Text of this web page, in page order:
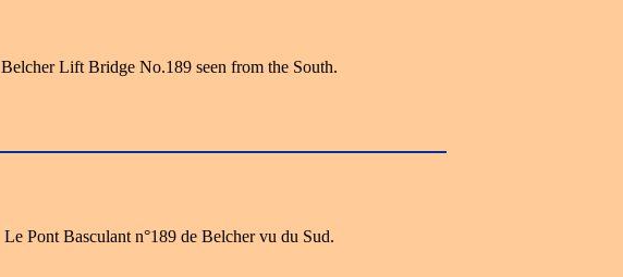
Belcher Lift Bridge No.189 seen from the South.
Le Pont Basculant n°189 de Belcher vu du Sud.